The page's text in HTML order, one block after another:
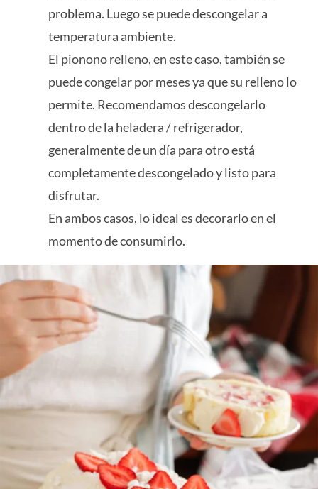
problema. Luego se puede descongelar a
temperatura ambiente.
El pionono relleno, en este caso, también se
puede congelar por meses ya que su relleno lo
permite. Recomendamos descongelarlo
dentro de la heladera / refrigerador,
generalmente de un día para otro está
completamente descongelado y listo para
disfrutar.
En ambos casos, lo ideal es decorarlo en el
momento de consumirlo.